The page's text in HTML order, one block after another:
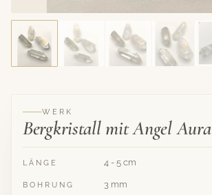
WERK
Bergkristall mit Angel Aura
LÄNGE 4 - 5 cm
BOHRUNG 3 mm